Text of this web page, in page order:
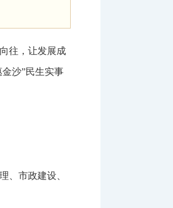
往，让发展成
沙”民生实事
、市政建设、